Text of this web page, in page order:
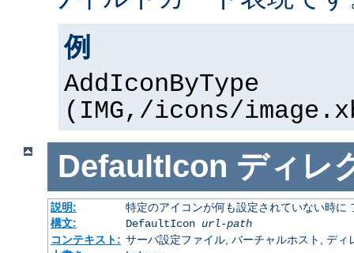
例
AddIconByType
(IMG,/icons/
DefaultIcon ディレ
説明:
特定のアイコンが何も設定されていない時に
構文:
DefaultIcon url-path
コンテキスト: サーバ設定ファイル, バーチャルホスト, ディ